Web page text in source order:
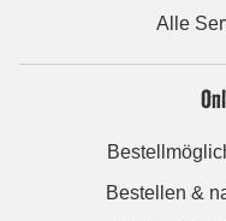
Alle
Bestellen &